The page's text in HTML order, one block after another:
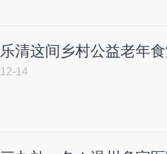
乐清这间乡村公益老年
12-14